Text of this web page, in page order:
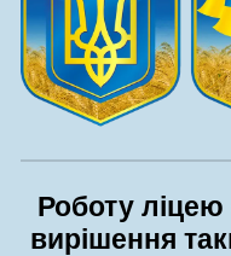
Роботу
вирішення